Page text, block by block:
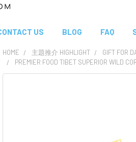
US BLOG FAQ
HOME 主題推介 HIGHLIGHT
GIFT FOR
PREMIER FOOD TIBET SUPERIOR WILD